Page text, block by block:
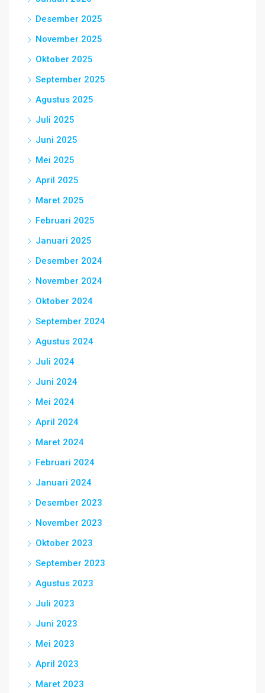
Desember 2025
November 2025
Oktober 2025
September 2025
Agustus 2025
Juli 2025
Juni 2025
Mei 2025
April 2025
Maret 2025
Februari 2025
Januari 2025
Desember 2024
November 2024
Oktober 2024
September 2024
Agustus 2024
Juli 2024
Juni 2024
Mei 2024
April 2024
Maret 2024
Februari 2024
Januari 2024
Desember 2023
November 2023
Oktober 2023
September 2023
Agustus 2023
Juli 2023
Juni 2023
Mei 2023
April 2023
Maret 2023